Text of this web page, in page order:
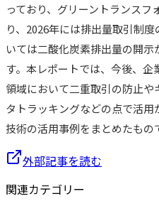
っており、グリーントランスフ
り、2026年には排出量取引制
いては二酸化炭素排出量の開
す。本レポートでは、今後、企
領域において二重取引の防止
タトラッキングなどの点で活
技術の活用事例をまとめたもの
外部記事を読む
関連カテゴリー